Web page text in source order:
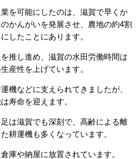
を可能にしたのは、滋賀で早くか
かんがいを発展させ、農地の約4割
したことにあります。
推し進め、滋賀の水田労働時間は
産性を上げています。
機などに支えられてきましたが、
寿命を迎えます。
は滋賀でも深刻で、高齢による離
耕運機も多くなっています。
庫や納屋に放置されています。